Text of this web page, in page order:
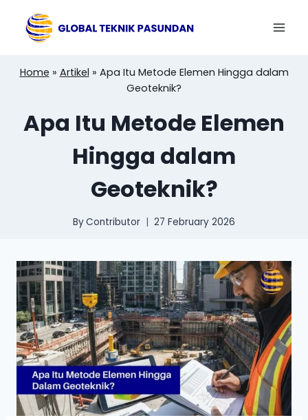
content
Home » Artikel » Apa Itu Metode Elemen Hingga dalam
Geoteknik?
Apa Itu Metode Elemen
Hingga dalam
Geoteknik?
ByContributor 27 February 2026